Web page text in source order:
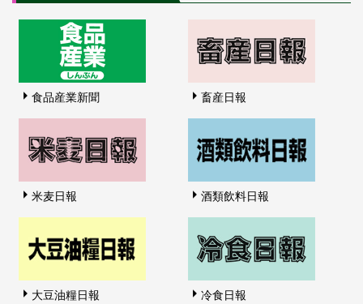
食品産業新聞 畜産日報
米麦日報 酒類飲料日報
大豆油糧日報 冷食日報